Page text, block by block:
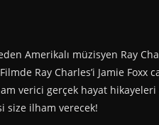
Amerikalı müzisyen Ray
Ray Charles’i Jamie Foxx
verici gerçek hayat
size ilham verecek!